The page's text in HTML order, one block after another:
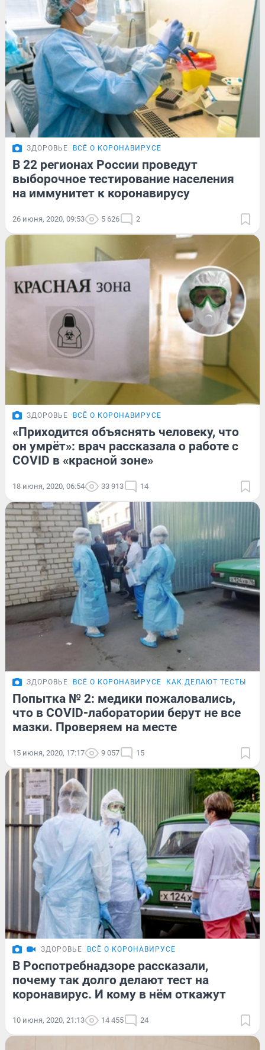
ЗДОРОВЬЕ ВСЁ О КОРОНАВИРУСЕ
В 22 регионах России проведут
выборочное тестирование населения
на иммунитет к коронавирусу
26 июня, 2020, 09:53 5 626 2
ЗДОРОВЬЕ ВСЁ О КОРОНАВИРУСЕ
«Приходится объяснять человеку, что
он умрёт»: врач рассказала о работе с
COVID в «красной зоне»
18 июня, 2020, 06:54 33 913 14
ЗДОРОВЬЕ ВСЁ О КОРОНАВИРУСЕ КАК ДЕЛАЮТ ТЕСТЫ НА
Попытка № 2: медики пожаловались,
что в COVID-лаборатории берут не все
мазки. Проверяем на месте
15 июня, 2020, 17:17 9 057 15
ЗДОРОВЬЕ ВСЁ О КОРОНАВИРУСЕ
В Роспотребнадзоре рассказали,
почему так долго делают тест на
коронавирус. И кому в нём откажут
10 июня, 2020, 21:13 14 455 24